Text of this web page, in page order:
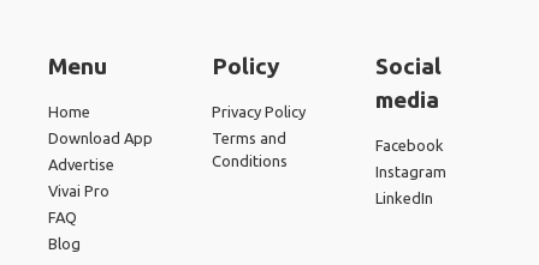
Menu
Home
Download App
Advertise
Vivai Pro
FAQ
Blog
Policy
Privacy Policy
Terms and
Conditions
Social
media
Facebook
Instagram
LinkedIn